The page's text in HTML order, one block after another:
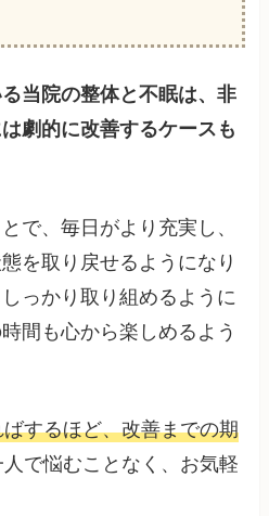
当院の整体と不眠は、非
劇的に改善するケースも
で、毎日がより充実し、
を取り戻せるようになり
っかり取り組めるように
間も心から楽しめるよう
するほど、改善までの期
人で悩むことなく、お気軽